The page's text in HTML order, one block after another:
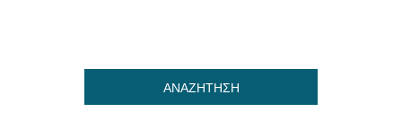
ΑΝΑΖΗΤΗΣΗ